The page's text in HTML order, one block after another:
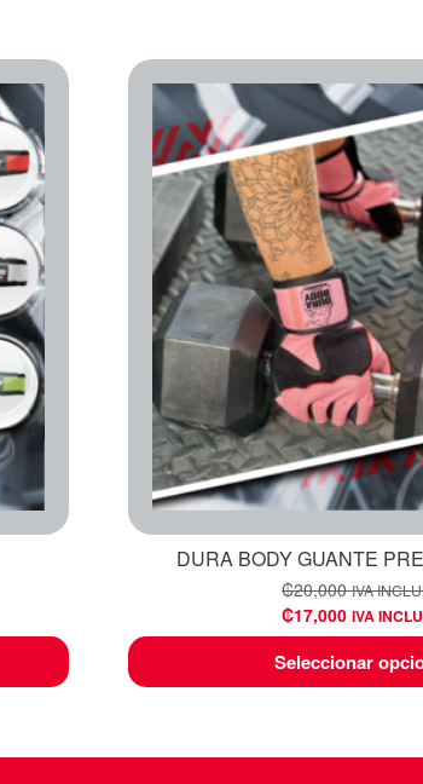
DURA BODY GUANTE
₡20,000 IVA
₡17,000 IVA
Seleccionar